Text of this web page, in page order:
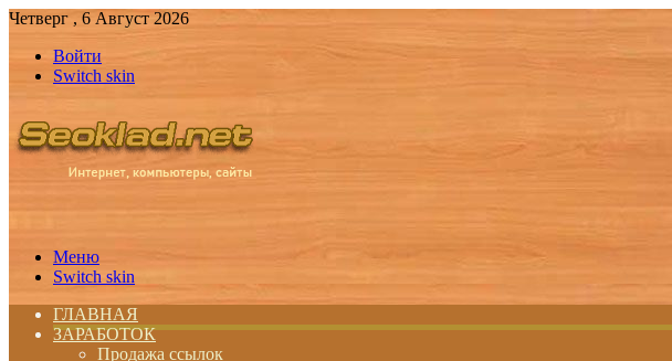
Четверг , 6 Август 2026
Войти
Switch skin
Меню
Switch skin
ГЛАВНАЯ
ЗАРАБОТОК
Продажа ссылок